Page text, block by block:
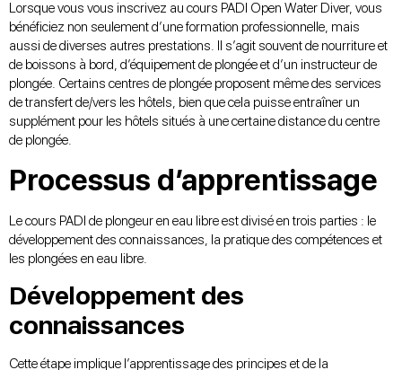
Lorsque vous vous inscrivez au cours PADI Open Water Diver, vous
bénéficiez non seulement d’une formation professionnelle, mais
aussi de diverses autres prestations. Il s’agit souvent de nourriture et
de boissons à bord, d’équipement de plongée et d’un instructeur de
plongée. Certains centres de plongée proposent même des services
de transfert de/vers les hôtels, bien que cela puisse entraîner un
supplément pour les hôtels situés à une certaine distance du centre
de plongée.
Processus d’apprentissage
Le cours PADI de plongeur en eau libre est divisé en trois parties : le
développement des connaissances, la pratique des compétences et
les plongées en eau libre.
Développement des
connaissances
Cette étape implique l’apprentissage des principes et de la